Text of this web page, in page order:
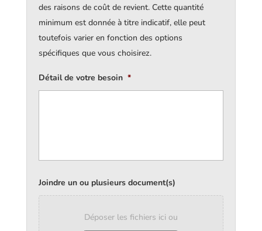
des raisons de coût de revient. Cette quantité
minimum est donnée à titre indicatif, elle peut
toutefois varier en fonction des options
spécifiques que vous choisirez.
Détail de votre besoin *
Joindre un ou plusieurs document(s)
Déposer les fichiers ici ou